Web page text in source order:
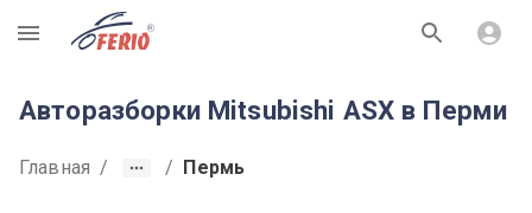
R
Авторазборки Mitsubishi ASX в Перми
Главная / / Пермь